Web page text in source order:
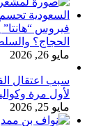
فيروس “هانتا”
الحجاج؟
مايو 26, 2026
سبب اعتقال
لأول مرة
مايو 25, 2026